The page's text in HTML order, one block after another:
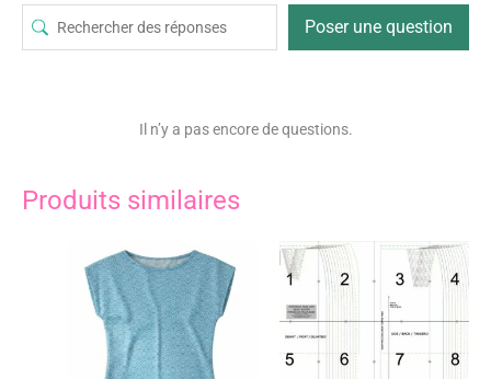
Poser une question
Il n’y a pas encore de questions.
Produits similaires